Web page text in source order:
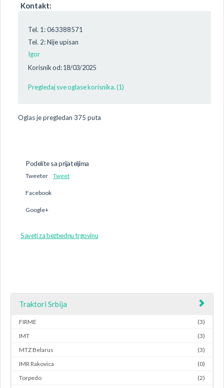
Kontakt:
Tel. 1: 063388571
Tel. 2: Nije upisan
Igor
Korisnik od: 18/03/2025
Pregledaj sve oglase korisnika. (1)
Oglas je pregledan 375 puta
Podelite sa prijateljima
Tweeter Tweet
Facebook
Google+
Saveti za bezbednu trgovinu
Traktori Srbija
FIRME
(3)
IMT
(3)
MTZ Belarus
(3)
IMR Rakovica
(0)
Torpedo
(2)